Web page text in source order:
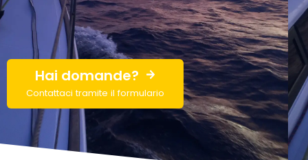
Hai domande?
Contattaci tramite il formulario